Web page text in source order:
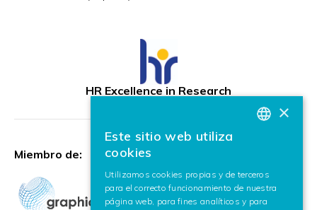
HR Excellence in Research
Miembro de:
ENGLISH
×
Este sitio web utiliza
cookies
Utilizamos cookies propias y de terceros
para el correcto funcionamiento de nuestra
página web, para fines analíticos y para